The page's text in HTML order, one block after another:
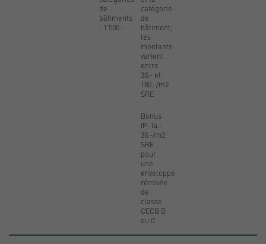
de
bâtiments
: 1'500.-
catégorie
de
bâtiment,
les
montants
varient
entre
30.- et
180.-/m2
SRE
Bonus
IP-14 :
30.-/m2
SRE
pour
une
enveloppe
rénovée
de
classe
CECB B
ou C